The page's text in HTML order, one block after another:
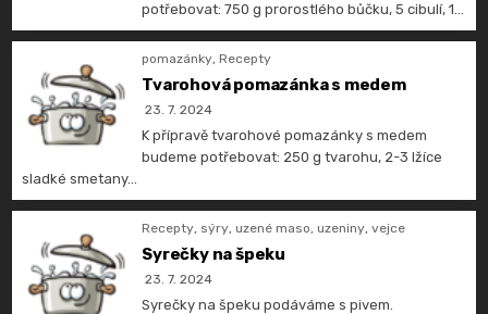
potřebovat: 750 g prorostlého bůčku, 5 cibulí, 1…
pomazánky,Recepty
Tvarohová pomazánka s medem
23. 7. 2024
K přípravě tvarohové pomazánky s medem
budeme potřebovat: 250 g tvarohu, 2-3 lžíce
sladké smetany…
Recepty, sýry,uzené maso, uzeniny,vejce
Syrečky na špeku
23. 7. 2024
Syrečky na špeku podáváme s pivem.